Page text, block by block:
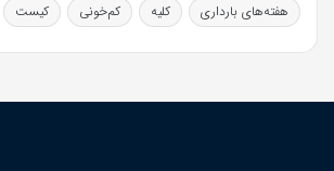
هفته‌های بارداری
کلیه کم‌خونی کیست